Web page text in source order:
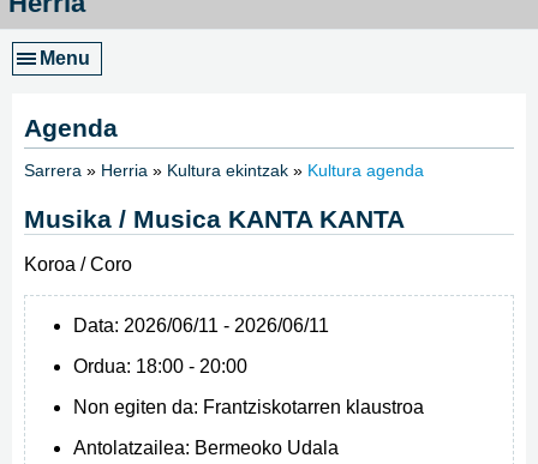
Menu
Agenda
Sarrera » Herria » Kultura ekintzak » Kultura agenda
Musika / Musica KANTA KANTA
Koroa / Coro
Data: 2026/06/11 - 2026/06/11
Ordua: 18:00 - 20:00
Non egiten da: Frantziskotarren klaustroa
Antolatzailea: Bermeoko Udala